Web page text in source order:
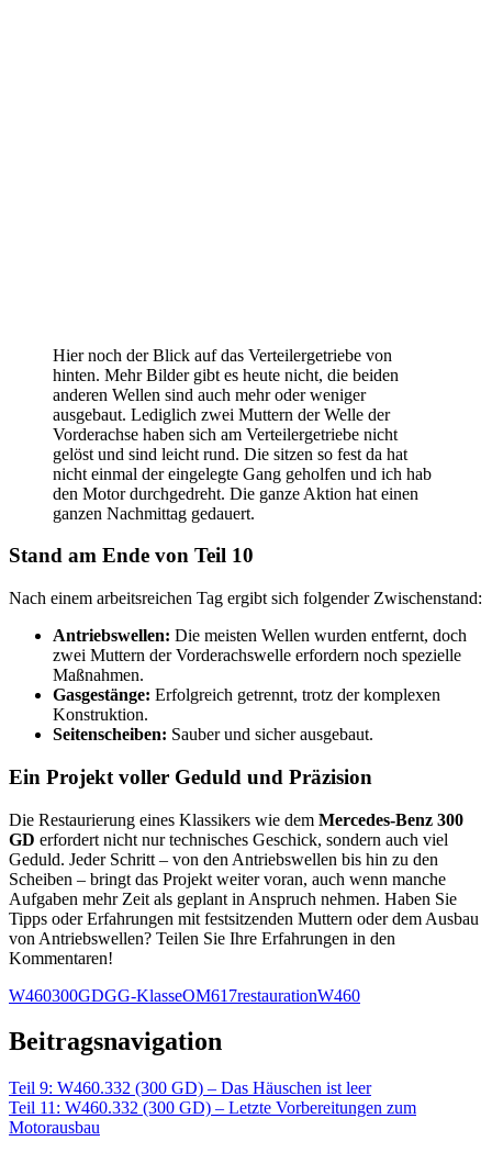
Hier noch der Blick auf das Verteilergetriebe von
hinten. Mehr Bilder gibt es heute nicht, die beiden
anderen Wellen sind auch mehr oder weniger
ausgebaut. Lediglich zwei Muttern der Welle der
Vorderachse haben sich am Verteilergetriebe nicht
gelöst und sind leicht rund. Die sitzen so fest da hat
nicht einmal der eingelegte Gang geholfen und ich hab
den Motor durchgedreht. Die ganze Aktion hat einen
ganzen Nachmittag gedauert.
Stand am Ende von Teil 10
Nach einem arbeitsreichen Tag ergibt sich folgender Zwischenstand:
Antriebswellen: Die meisten Wellen wurden entfernt, doch
zwei Muttern der Vorderachswelle erfordern noch spezielle
Maßnahmen.
Gasgestänge: Erfolgreich getrennt, trotz der komplexen
Konstruktion.
Seitenscheiben: Sauber und sicher ausgebaut.
Ein Projekt voller Geduld und Präzision
Die Restaurierung eines Klassikers wie dem Mercedes-Benz 300
GD erfordert nicht nur technisches Geschick, sondern auch viel
Geduld. Jeder Schritt – von den Antriebswellen bis hin zu den
Scheiben – bringt das Projekt weiter voran, auch wenn manche
Aufgaben mehr Zeit als geplant in Anspruch nehmen. Haben Sie
Tipps oder Erfahrungen mit festsitzenden Muttern oder dem Ausbau
von Antriebswellen? Teilen Sie Ihre Erfahrungen in den
Kommentaren!
W460300GDGG-KlasseOM617restaurationW460
Beitragsnavigation
Teil 9: W460.332 (300 GD) – Das Häuschen ist leer
Teil 11: W460.332 (300 GD) – Letzte Vorbereitungen zum
Motorausbau